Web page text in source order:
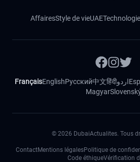
AffairesStyle de vieUAETechnologie
FrançaisEnglishРусский中文हिंदीاردو
Magyar
© 2026 DubaiActualites. Tous
ContactMentions légalesPolitique de
Code éthiqueVérification